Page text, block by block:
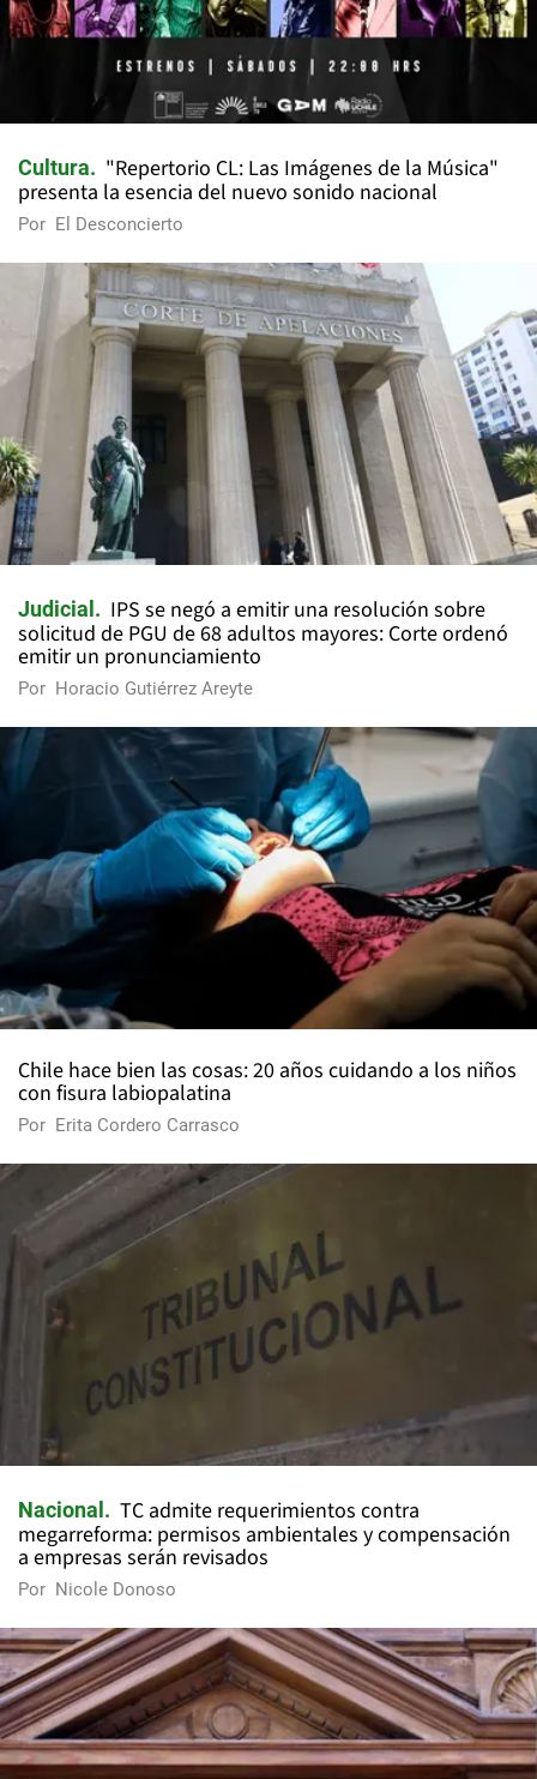
Cultura
"Repertorio CL: Las Imágenes de la Música"
presenta la esencia del nuevo sonido nacional
Por El Desconcierto
Judicial
IPS se negó a emitir una resolución sobre
solicitud de PGU de 68 adultos mayores: Corte ordenó
emitir un pronunciamiento
Por Horacio Gutiérrez Areyte
Chile hace bien las cosas: 20 años cuidando a los niños
con fisura labiopalatina
Por Erita Cordero Carrasco
Nacional
TC admite requerimientos contra
megarreforma: permisos ambientales y compensación
a empresas serán revisados
Por Nicole Donoso